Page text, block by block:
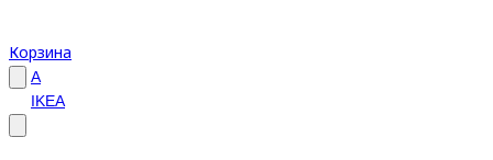
Корзина
A
IKEA